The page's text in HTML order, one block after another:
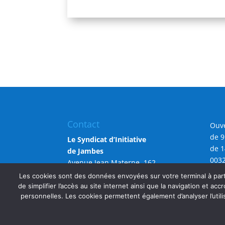
Contact
Le Syndicat d’Initiative
de Jambes
Avenue Jean Materne, 162
5100 Namur (Jambes)
de
de
Les cookies sont des données envoyées sur votre terminal à
de simplifier l’accès au site internet ainsi que la navigation et
personnelles. Les cookies permettent également d’analyser